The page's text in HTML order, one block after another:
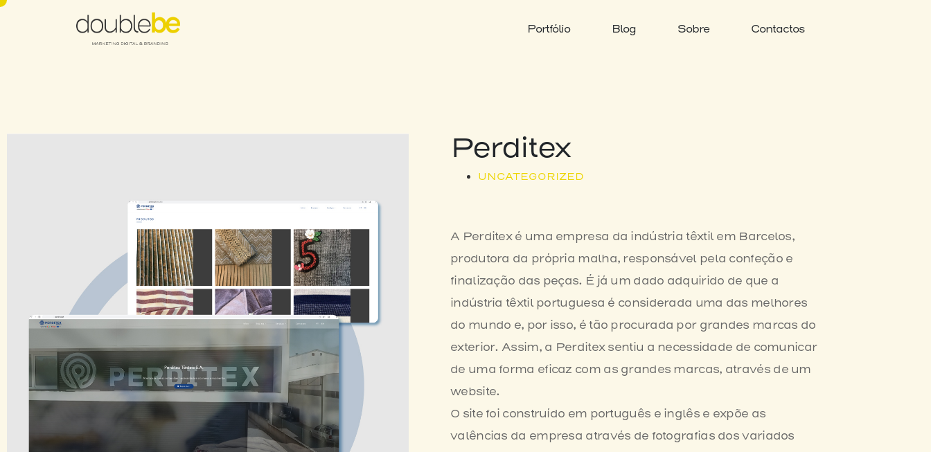
Portfólio Blog Sobre Contactos
Perditex
UNCATEGORIZED
A Perditex é uma empresa da indústria têxtil em Barcelos,
produtora da própria malha, responsável pela confeção e
finalização das peças. É já um dado adquirido de que a
indústria têxtil portuguesa é considerada uma das melhores
do mundo e, por isso, é tão procurada por grandes marcas do
exterior. Assim, a Perditex sentiu a necessidade de comunicar
de uma forma eficaz com as grandes marcas, através de um
website.
O site foi construído em português e inglês e expõe as
valências da empresa através de fotografias dos variados